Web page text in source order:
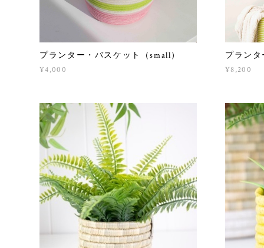
プランター・バスケット（small）
¥4,000
プラン
¥8,200